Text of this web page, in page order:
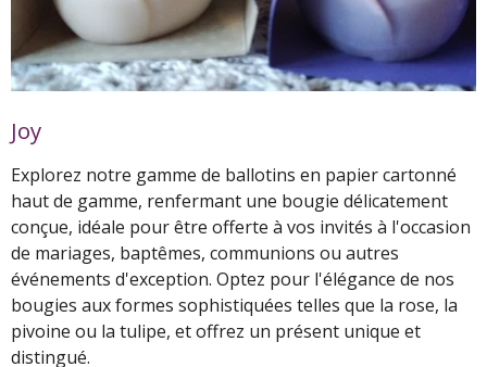
Joy
Explorez notre gamme de ballotins en papier cartonné
haut de gamme, renfermant une bougie délicatement
conçue, idéale pour être offerte à vos invités à l'occasion
de mariages, baptêmes, communions ou autres
événements d'exception. Optez pour l'élégance de nos
bougies aux formes sophistiquées telles que la rose, la
pivoine ou la tulipe, et offrez un présent unique et
distingué.